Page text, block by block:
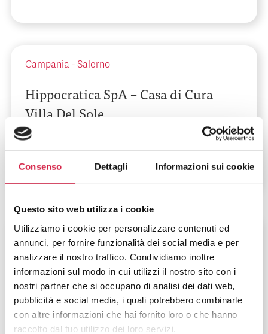
Consenso Dettagli Informazioni sui cookie
Questo sito web utilizza i cookie
Utilizziamo i cookie per personalizzare contenuti ed
annunci, per fornire funzionalità dei social media e per
analizzare il nostro traffico. Condividiamo inoltre
informazioni sul modo in cui utilizzi il nostro sito con i
nostri partner che si occupano di analisi dei dati web,
pubblicità e social media, i quali potrebbero combinarle
con altre informazioni che hai fornito loro o che hanno
raccolto dal tuo utilizzo dei loro servizi.
Campania - Salerno
Hippocratica SpA – Casa di Cura
Villa Del Sole
Via dei Greci - Località Fratte
Campania-Salerno
ICM – Istituto Clinico Mediterraneo
S.p.A
Via Gianbattista Vico